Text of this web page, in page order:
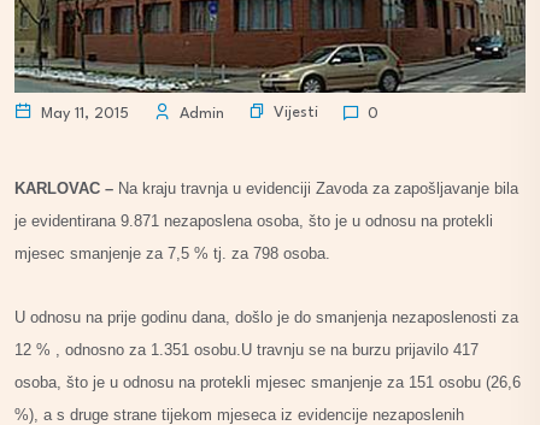
May 11, 2015 Admin Vijesti 0
KARLOVAC – Na kraju travnja u evidenciji Zavoda za zapošljavanje bila
je evidentirana 9.871 nezaposlena osoba, što je u odnosu na protekli
mjesec smanjenje za 7,5 % tj. za 798 osoba.
U odnosu na prije godinu dana, došlo je do smanjenja nezaposlenosti za
12 % , odnosno za 1.351 osobu.U travnju se na burzu prijavilo 417
osoba, što je u odnosu na protekli mjesec smanjenje za 151 osobu (26,6
%), a s druge strane tijekom mjeseca iz evidencije nezaposlenih